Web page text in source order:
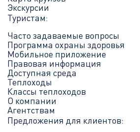
Экскурсии
Туристам:
Часто задаваемые вопросы
Программа охраны здоровья
Мобильное приложение
Правовая информация
Доступная среда
Теплоходы
Классы теплоходов
О компании
Агентствам
Предложения для клиентов: